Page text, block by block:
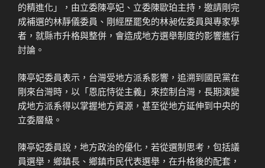
的精進化」，由立委陳亭妃、立委陳歐珀主持，邀請剛完
成補選的林靜儀委員、剛經歷罷免的林昶佐委員與專家學
者，就縣市升格與整併，會造成地方選舉制度的影響進行
討論。
陳亭妃委員表示，台灣受地方派系影響，追溯到國民黨在
剛來台灣時，以「恩庇恃從主義」來控制台灣，長期演變
成地方派系得以掌握地方資源，甚至從地方延伸到中央的
立委層級。
陳亭妃委員說，地方政治的優化，若從選制思考，包括議
員選舉，鄉鎮長、鄉鎮市民代表選舉，在升格後的配套，